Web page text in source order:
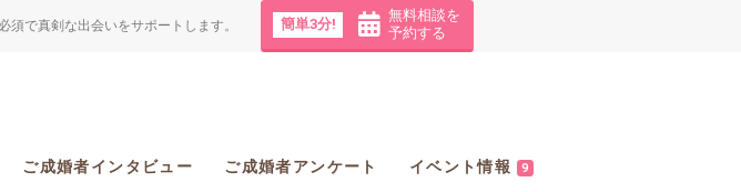
で真剣な出会いをサポートします。 簡単3分!
無料相談を
予約する
ご成婚者インタビュー ご成婚者アンケート イベント情報 9